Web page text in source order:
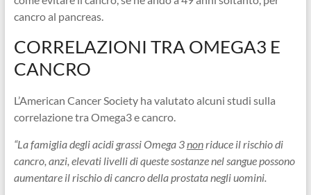
cancro al pancreas.
CORRELAZIONI TRA OMEGA3 E
CANCRO
L’American Cancer Society ha valutato alcuni studi sulla
correlazione tra Omega3 e cancro.
“La famiglia degli acidi grassi Omega 3nonriduce il rischio di
cancro, anzi, elevati livelli di queste sostanze nel sangue possono
aumentare il rischio di cancro della prostata negli uomini.